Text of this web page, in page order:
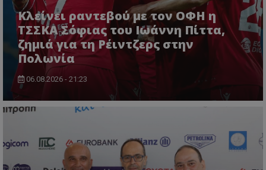
Κλείνει ραντεβού με τον ΟΦΗ η
ΤΣΣΚΑ Σόφιας του Ιωάννη Πίττα,
ζημιά για τη Ρέιντζερς στην
Πολωνία
06.08.2026 - 21:23